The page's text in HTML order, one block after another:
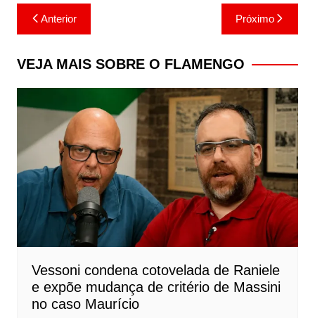
Navegação
de
Post
Anterior Próximo
VEJA MAIS SOBRE O FLAMENGO
Vessoni condena cotovelada de Raniele
e expõe mudança de critério de Massini
no caso Maurício